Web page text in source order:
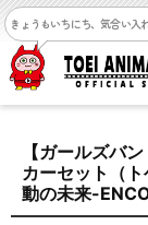
きょうもいちにち、気合い入
【ガールズバ
カーセット（
動の未来-